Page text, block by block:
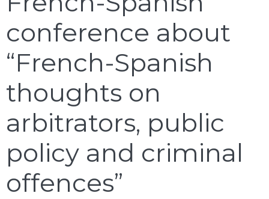
conference about
“French-Spanish
thoughts on
arbitrators, public
policy and criminal
offences”